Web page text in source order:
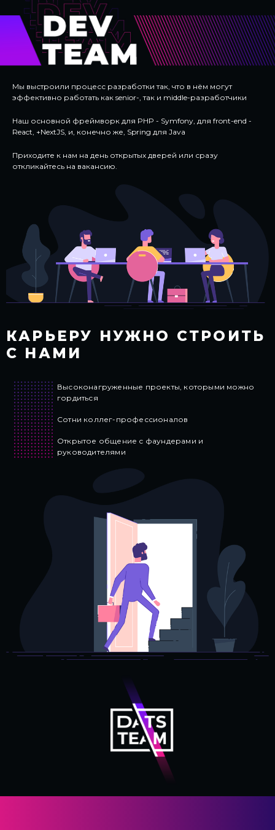
Мы выстроили процесс разработки так, что в нём могут
эффективно работать как senior-, так и middle-разработчики
Наш основной фреймворк для PHP - Symfony, для front-end -
React, +NextJS, и, конечно же, Spring для Java
Приходите к нам на день открытых дверей или сразу
откликайтесь на вакансию.
КАРЬЕРУ НУЖНО СТРОИТЬ
С НАМИ
Высоконагруженные проекты, которыми можно
гордиться
Сотни коллег-профессионалов
Открытое общение с фаундерами и
руководителями